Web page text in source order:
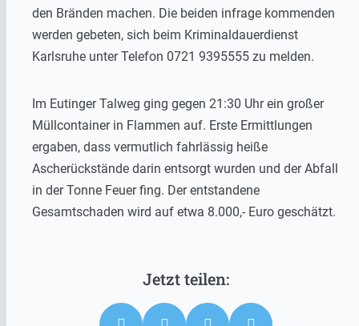
den Bränden machen. Die beiden infrage kommenden
werden gebeten, sich beim Kriminaldauerdienst
Karlsruhe unter Telefon 0721 9395555 zu melden.
Im Eutinger Talweg ging gegen 21:30 Uhr ein großer
Müllcontainer in Flammen auf. Erste Ermittlungen
ergaben, dass vermutlich fahrlässig heiße
Ascherückstände darin entsorgt wurden und der Abfall
in der Tonne Feuer fing. Der entstandene
Gesamtschaden wird auf etwa 8.000,- Euro geschätzt.